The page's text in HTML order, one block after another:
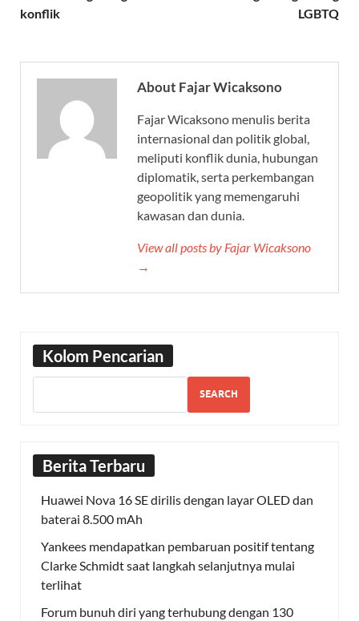
konflik
LGBTQ
About Fajar Wicaksono
Fajar Wicaksono menulis berita
internasional dan politik global,
meliputi konflik dunia, hubungan
diplomatik, serta perkembangan
geopolitik yang memengaruhi
kawasan dan dunia.
View all posts by Fajar Wicaksono
→
Kolom Pencarian
SEARCH
Berita Terbaru
Huawei Nova 16 SE dirilis dengan layar OLED dan
baterai 8.500 mAh
Yankees mendapatkan pembaruan positif tentang
Clarke Schmidt saat langkah selanjutnya mulai
terlihat
Forum bunuh diri yang terhubung dengan 130